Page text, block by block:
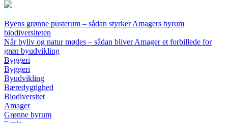
Byens grønne pusterum – sådan styrker Amagers byrum
biodiversiteten
Når byliv og natur mødes – sådan bliver Amager et forbillede for
grøn byudvikling
Byggeri
Byggeri
Byudvikling
Bæredygtighed
Biodiversitet
Amager
Grønne byrum